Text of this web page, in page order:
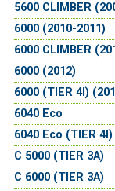
5600 CLIMBER
6000 (2010-2011)
6000 CLIMBER
6000 (2012)
6000 (TIER 4I)
6040 Eco
6040 Eco (TIER
C 5000 (TIER 3A)
C 6000 (TIER 3A)